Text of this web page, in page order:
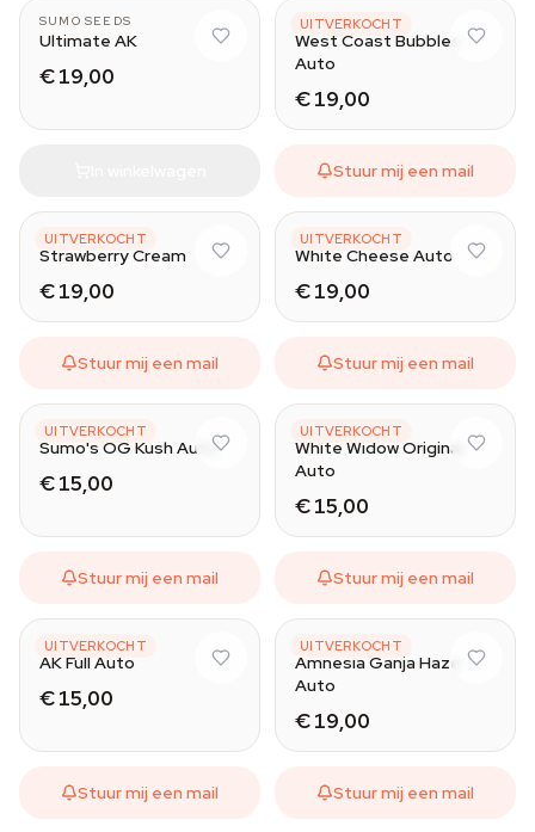
SUMO SEEDS
Ultimate AK
€ 19,00
UITVERKOCHT
SUMO SEEDS
West Coast Bubbles
Auto
€ 19,00
Stuur mij een mail
UITVERKOCHT
SUMO SEEDS
Strawberry Cream
€ 19,00
Stuur mij een mail
UITVERKOCHT
SUMO SEEDS
White Cheese Auto
€ 19,00
Stuur mij een mail
UITVERKOCHT
SUMO SEEDS
Sumo's OG Kush Auto
€ 15,00
Stuur mij een mail
UITVERKOCHT
SUMO SEEDS
White Widow Original
Auto
€ 15,00
Stuur mij een mail
UITVERKOCHT
SUMO SEEDS
AK Full Auto
€ 15,00
Stuur mij een mail
UITVERKOCHT
SUMO SEEDS
Amnesia Ganja Haze
Auto
€ 19,00
Stuur mij een mail